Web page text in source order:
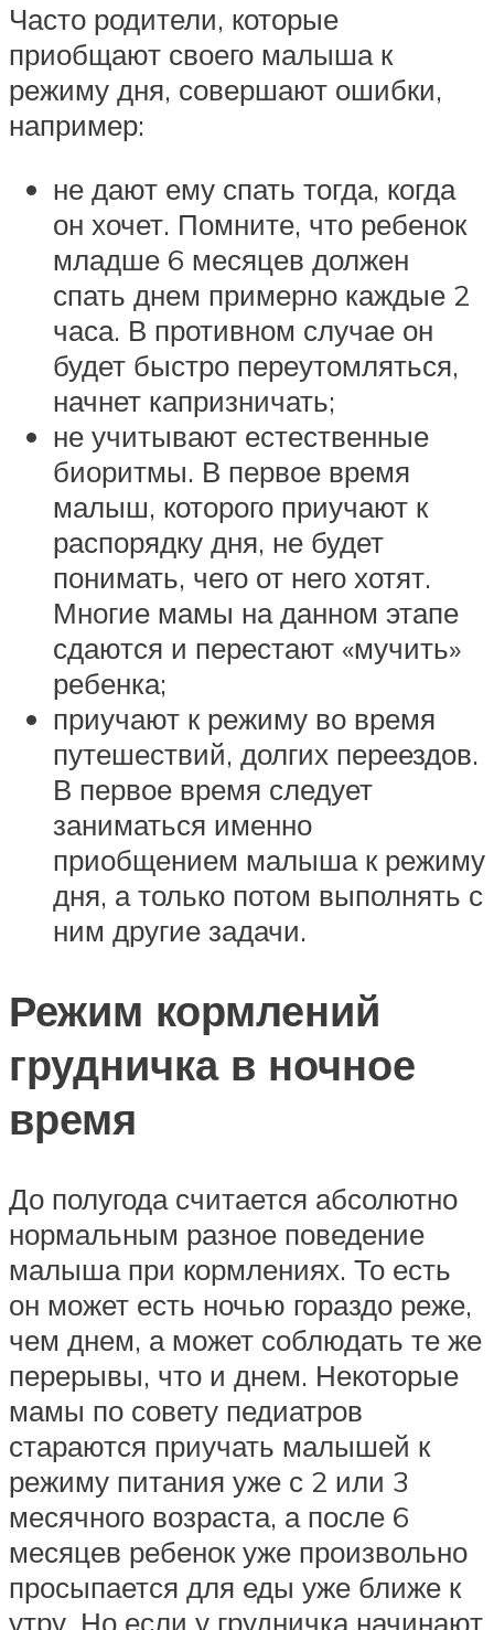
Часто родители, которые
приобщают своего малыша к
режиму дня, совершают ошибки,
например:
не дают ему спать тогда, когда
он хочет. Помните, что ребенок
младше 6 месяцев должен
спать днем примерно каждые 2
часа. В противном случае он
будет быстро переутомляться,
начнет капризничать;
не учитывают естественные
биоритмы. В первое время
малыш, которого приучают к
распорядку дня, не будет
понимать, чего от него хотят.
Многие мамы на данном этапе
сдаются и перестают «мучить»
ребенка;
приучают к режиму во время
путешествий, долгих переездов.
В первое время следует
заниматься именно
приобщением малыша к режиму
дня, а только потом выполнять с
ним другие задачи.
Режим кормлений
грудничка в ночное
время
До полугода считается абсолютно
нормальным разное поведение
малыша при кормлениях. То есть
он может есть ночью гораздо реже,
чем днем, а может соблюдать те же
перерывы, что и днем. Некоторые
мамы по совету педиатров
стараются приучать малышей к
режиму питания уже с 2 или 3
месячного возраста, а после 6
месяцев ребенок уже произвольно
просыпается для еды уже ближе к
утру. Но если у грудничка начинают